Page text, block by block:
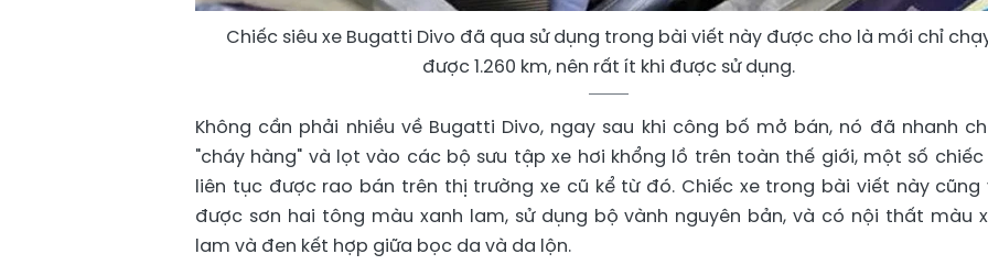
Chiếc siêu xe Bugatti Divo đã qua sử dụng trong bài viết này được cho là mới chỉ
được 1.260 km, nên rất ít khi được sử dụng.
Không cần phải nhiều về Bugatti Divo, ngay sau khi công bố mở bán, nó đã nhanh
"cháy hàng" và lọt vào các bộ sưu tập xe hơi khổng lồ trên toàn thế giới, một số chiếc
liên tục được rao bán trên thị trường xe cũ kể từ đó. Chiếc xe trong bài viết này cũng
được sơn hai tông màu xanh lam, sử dụng bộ vành nguyên bản, và có nội thất màu
lam và đen kết hợp giữa bọc da và da lộn.